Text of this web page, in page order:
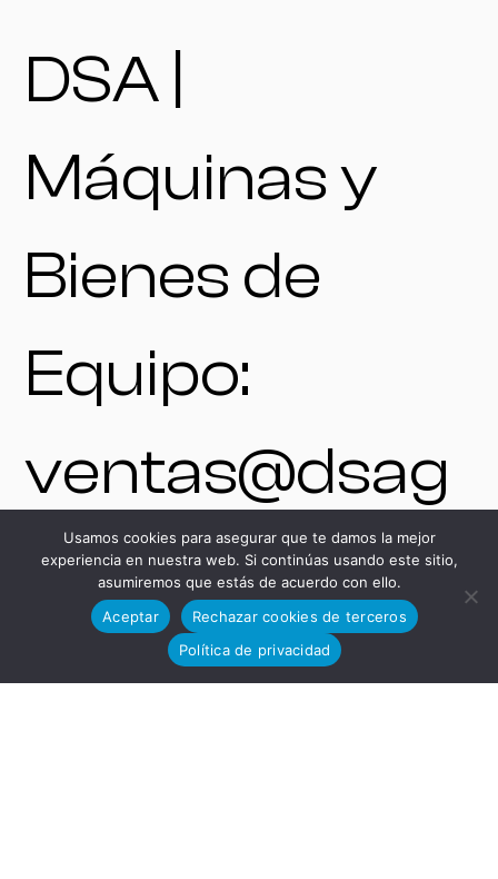
DSA |
Máquinas y
Bienes de
Equipo:
ventas@dsag
rupo.com
+34 625 54 37
Usamos cookies para asegurar que te damos la mejor
experiencia en nuestra web. Si continúas usando este sitio,
asumiremos que estás de acuerdo con ello.
Aceptar
Rechazar cookies de terceros
Política de privacidad